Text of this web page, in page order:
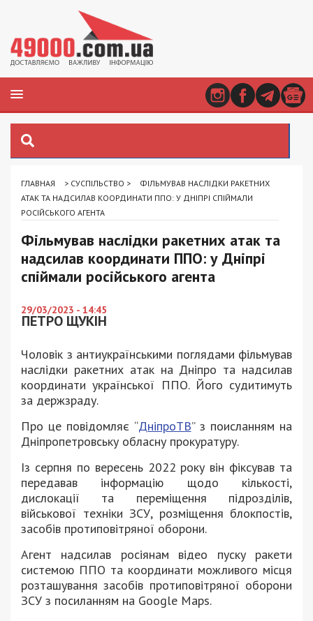
ГЛАВНАЯ > СУСПІЛЬСТВО >
ФІЛЬМУВАВ НАСЛІДКИ РАКЕТНИХ
АТАК ТА НАДСИЛАВ КООРДИНАТИ ППО: У ДНІПРІ СПІЙМАЛИ
РОСІЙСЬКОГО АГЕНТА
Фільмував наслідки ракетних атак та
надсилав координати ППО: у Дніпрі
спіймали російського агента
29/03/2023 - 14:45
ПЕТРО ЩУКІН
Чоловік з антиукраїнськими поглядами фільмував
наслідки ракетних атак на Дніпро та надсилав
координати української ППО. Його судитимуть
за держзраду.
Про це повідомляє “ДніпроТВ” з поисланням на
Дніпропетровську обласну прокуратуру.
Із серпня по вересень 2022 року він фіксував та
передавав інформацію щодо кількості,
дислокації та переміщення підрозділів,
військової техніки ЗСУ, розміщення блокпостів,
засобів протиповітряної оборони.
Агент надсилав росіянам відео пуску ракети
системою ППО та координати можливого місця
розташування засобів протиповітряної оборони
ЗСУ з посиланням на Google Maps.